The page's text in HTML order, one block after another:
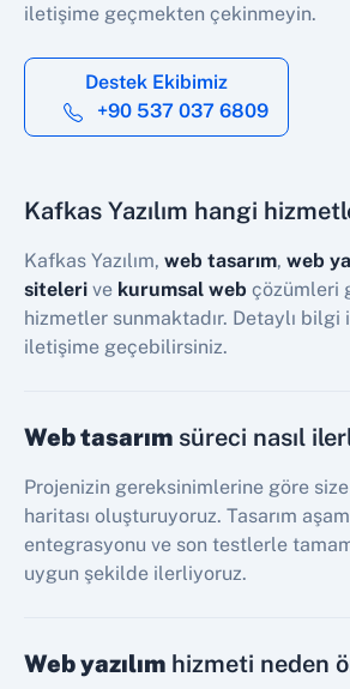
iletişime geçmekten çekinmeyin.
Destek Ekibimiz
+90 537 037 6809
Kafkas Yazılım hangi
Kafkas Yazılım, web tasarım, web
siteleri ve kurumsal web çözümleri
hizmetler sunmaktadır. Detaylı bilgi
iletişime geçebilirsiniz.
Web tasarım süreci nasıl
Projenizin gereksinimlerine göre
haritası oluşturuyoruz. Tasarım
entegrasyonu ve son testlerle
uygun şekilde ilerliyoruz.
Web yazılım hizmeti neden